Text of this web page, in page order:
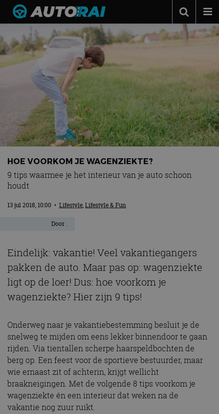
Autonieuws
Podcast
Autotests
Automerken
Adverteren
Contact
MotorRAI.nl
HOE VOORKOM JE WAGENZIEKTE?
9 tips waarmee je het interieur van je auto schoon
houdt
13 jul 2018, 10:00 • Lifestyle,Lifestyle & Fun
Door .
Eindelijk: vakantie! Veel vakantiegangers
pakken de auto. Maar pas op: wagenziekte
ligt op de loer! Dus: hoe voorkom je
wagenziekte? Hier zijn 9 tips!
Onderweg naar je vakantiebestemming besluit je de
snelweg te mijden om eens lekker binnendoor te gaan
rijden. Via tientallen scherpe haarspeldbochten de
berg op. Een feest voor de sportieve bestuurder, maar
wie ernaast zit of achterin, krijgt wellicht
braakneigingen. Met de volgende 8 tips voorkom je
wagenziekte én een interieur dat weken na de
vakantie nog zuur ruikt.